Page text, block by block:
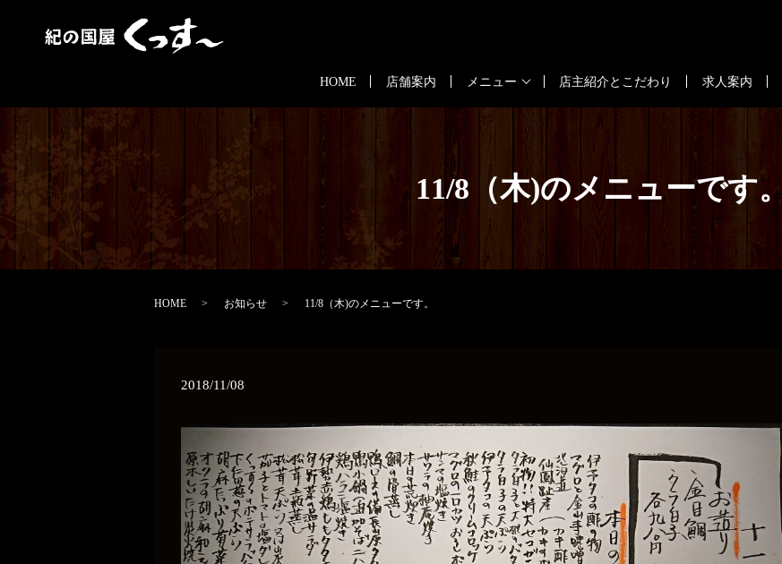
HOME 店舗案内 メニュー 店主紹介とこだわり 求人案内
11/8（木)のメニューです。
HOME お知らせ 11/8（木)のメニューです。
2018/11/08